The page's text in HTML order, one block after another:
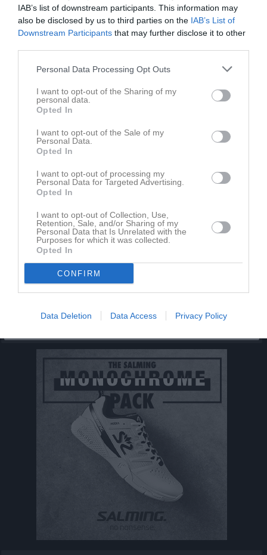
IAB’s list of downstream participants. This information may
also be disclosed by us to third parties on the IAB’s List of
Downstream Participants that may further disclose it to other
Personal Data Processing Opt Outs
I want to opt-out of the Sharing of my
personal data.
Opted In
I want to opt-out of the Sale of my
Personal Data.
Opted In
I want to opt-out of processing my
Personal Data for Targeted Advertising.
Opted In
I want to opt-out of Collection, Use,
Retention, Sale, and/or Sharing of my
Personal Data that Is Unrelated with the
Purposes for which it was collected.
Opted In
CONFIRM
Data Deletion Data Access Privacy Policy
Senast uppdaterade album
Inget album finns skapat
På gång
Ledarmöte F16 27 aug, 19:00
FANNADAGEN
Kalenderöversikt
Facebook